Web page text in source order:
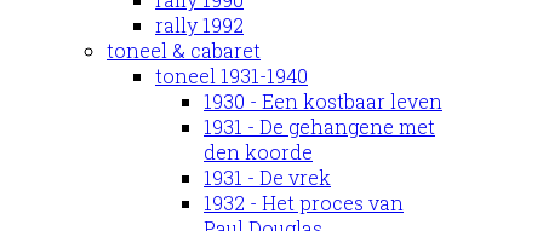
rally 1992
toneel & cabaret
toneel 1931-1940
1930 - Een kostbaar leven
1931 - De gehangene met
den koorde
1931 - De vrek
1932 - Het proces van